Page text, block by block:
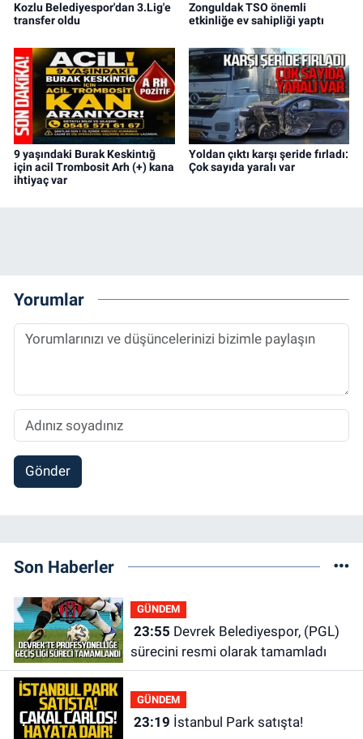
Kozlu Belediyespor'dan 3.Lig'e
transfer oldu
Zonguldak TSO önemli
etkinliğe ev sahipliği yaptı
9 yaşındaki Burak Keskintığ
için acil Trombosit Arh (+) kana
ihtiyaç var
Yoldan çıktı karşı şeride fırladı:
Çok sayıda yaralı var
Yorumlar
Gönder
Son Haberler
GÜNDEM
23:55
sürecini resmi olarak tamamladı
GÜNDEM
23:19 İstanbul Park satışta!